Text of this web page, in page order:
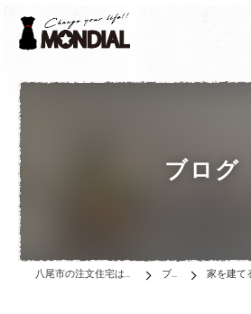
ブログ
八尾市の注文住宅は株式会社MONDIAL ブログ 家を建てる時の